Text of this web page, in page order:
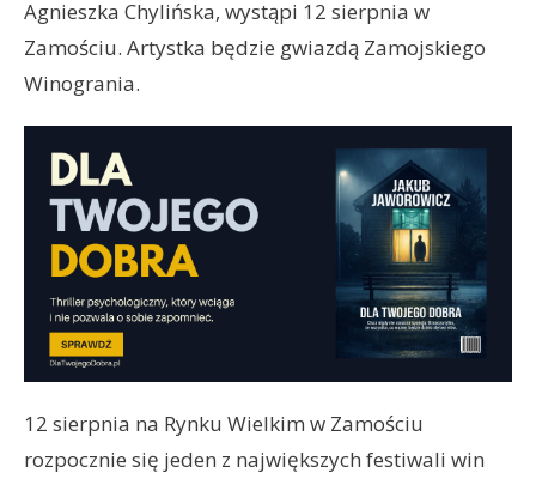
Agnieszka Chylińska, wystąpi 12 sierpnia w
Zamościu. Artystka będzie gwiazdą Zamojskiego
Winogrania.
12 sierpnia na Rynku Wielkim w Zamościu
rozpocznie się jeden z największych festiwali win